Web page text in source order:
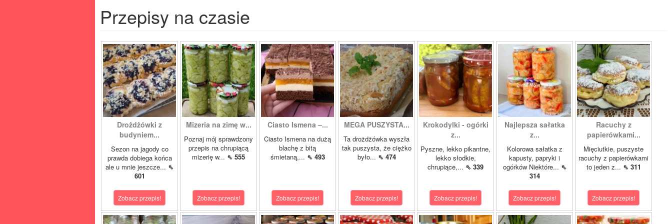
Przepisy na czasie
Drożdżówki z
budyniem...
Sezon na jagody co
prawda dobiega końca
ale u mnie jeszcze... ⇖
601
Zobacz przepis!
Mizeria na zimę w...
Poznaj mój sprawdzony
przepis na chrupiącą
mizerię w... ⇖ 555
Zobacz przepis!
Ciasto Ismena –...
Ciasto Ismena na dużą
blachę z bitą
śmietaną,... ⇖ 493
Zobacz przepis!
MEGA PUSZYSTA...
Ta drożdżówka wyszła
tak puszysta, że ciężko
było... ⇖ 474
Zobacz przepis!
Krokodylki - ogórki
z...
Pyszne, lekko pikantne,
lekko słodkie,
chrupiące,... ⇖ 339
Zobacz przepis!
Najlepsza sałatka
z...
Kolorowa sałatka z
kapusty, papryki i
ogórków Niektóre... ⇖
314
Zobacz przepis!
Racuchy z
papierówkami...
Mięciutkie, puszyste
racuchy z papierówkami
to jeden z... ⇖ 311
Zobacz przepis!